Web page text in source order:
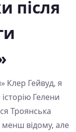
після
Клер Гейвуд, я
Гелени
Троянська
менш відому, але